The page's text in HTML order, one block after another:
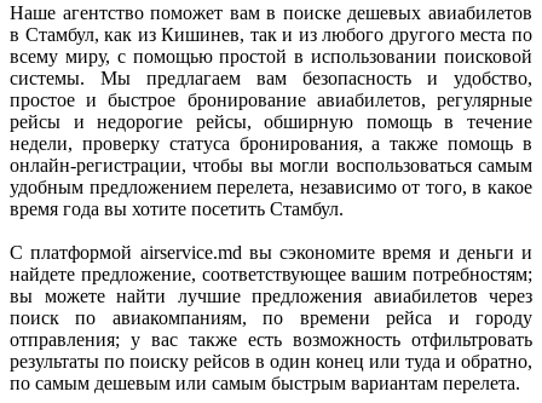
Наше агентство поможет вам в поиске дешевых авиабилетов
в Стамбул, как из Кишинев, так и из любого другого места по
всему миру, с помощью простой в использовании поисковой
системы. Мы предлагаем вам безопасность и удобство,
простое и быстрое бронирование авиабилетов, регулярные
рейсы и недорогие рейсы, обширную помощь в течение
недели, проверку статуса бронирования, а также помощь в
онлайн-регистрации, чтобы вы могли воспользоваться самым
удобным предложением перелета, независимо от того, в какое
время года вы хотите посетить Стамбул.
С платформой airservice.md вы сэкономите время и деньги и
найдете предложение, соответствующее вашим потребностям;
вы можете найти лучшие предложения авиабилетов через
поиск по авиакомпаниям, по времени рейса и городу
отправления; у вас также есть возможность отфильтровать
результаты по поиску рейсов в один конец или туда и обратно,
по самым дешевым или самым быстрым вариантам перелета.